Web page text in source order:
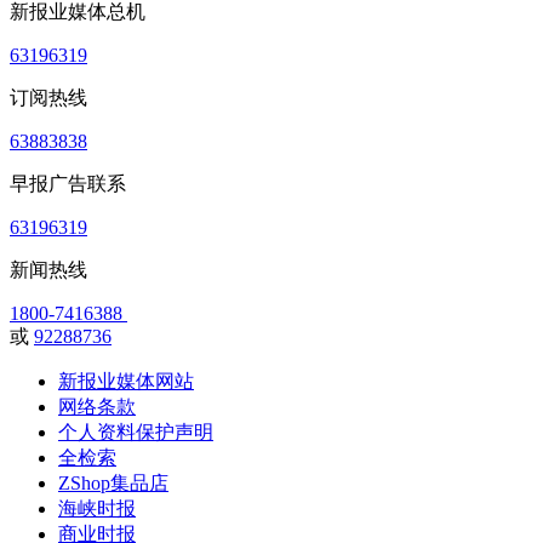
新报业媒体总机
63196319
订阅热线
63883838
早报广告联系
63196319
新闻热线
1800-7416388
或 92288736
新报业媒体网站
网络条款
个人资料保护声明
全检索
ZShop集品店
海峡时报
商业时报